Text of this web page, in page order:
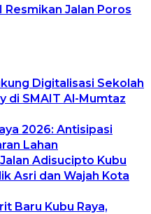
Resmikan Jalan Poros
Digitalisasi Sekolah
di SMAIT Al-Mumtaz
2026: Antisipasi
Lahan
Adisucipto Kubu
Asri dan Wajah Kota
Baru Kubu Raya,